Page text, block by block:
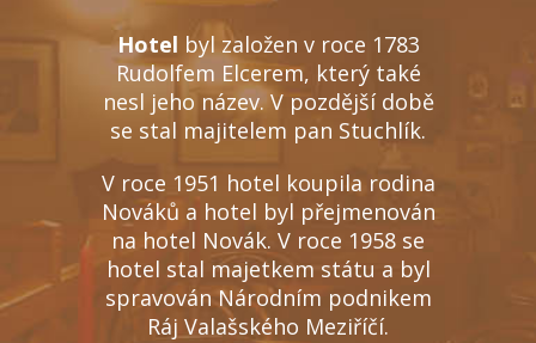
Hotel byl založen v roce 1783
Rudolfem Elcerem, který také
nesl jeho název. V pozdější době
se stal majitelem pan Stuchlík.
V roce 1951 hotel koupila rodina
Nováků a hotel byl přejmenován
na hotel Novák. V roce 1958 se
hotel stal majetkem státu a byl
spravován Národním podnikem
Ráj Valašského Meziříčí.